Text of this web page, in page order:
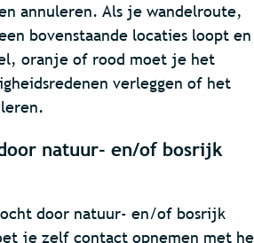
annuleren. Als je wandelroute,
bovenstaande locaties loopt en
oranje of rood moet je het
verleggen of het
natuur- en/of bosrijk
door natuur- en/of bosrijk
je zelf contact opnemen met